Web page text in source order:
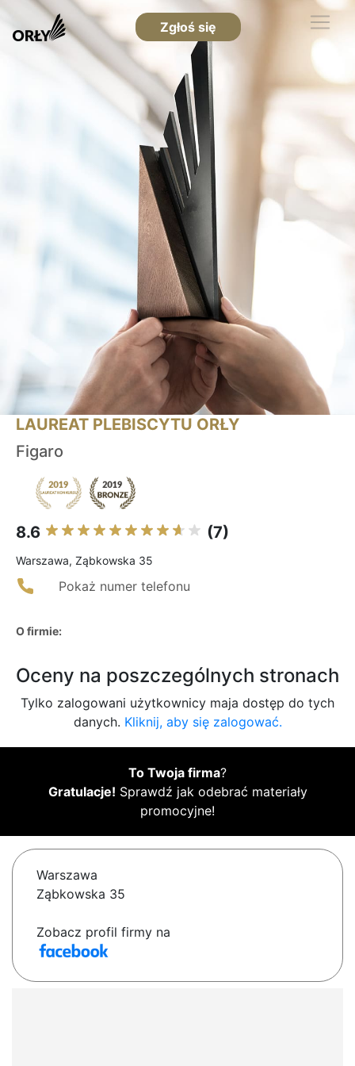
Zgłoś się
LAUREAT PLEBISCYTU ORŁY
Figaro
8.6 (7)
Warszawa, Ząbkowska 35
Pokaż numer telefonu
O firmie:
Oceny na poszczególnych stronach
Tylko zalogowani użytkownicy maja dostęp do tych
danych. Kliknij, aby się zalogować.
To Twoja firma?
Gratulacje! Sprawdź jak odebrać materiały
promocyjne!
Warszawa
Ząbkowska 35
Zobacz profil firmy na